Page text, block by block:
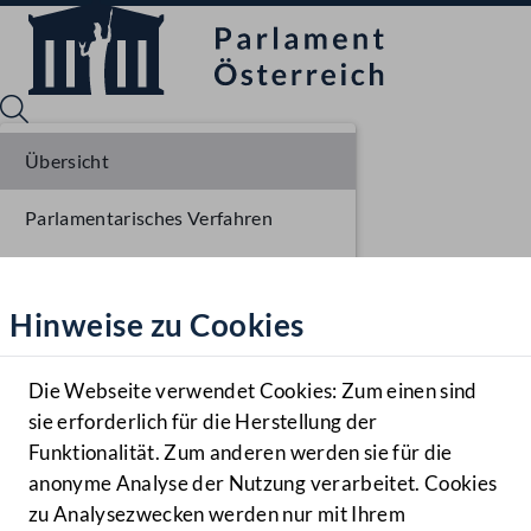
Hilfe
Benutzer
Navigationsmenü öffnen
MENÜ
Hinweise zu Cookies
Die Webseite verwendet Cookies: Zum einen sind
sie erforderlich für die Herstellung der
Funktionalität. Zum anderen werden sie für die
anonyme Analyse der Nutzung verarbeitet. Cookies
zu Analysezwecken werden nur mit Ihrem
Übersicht
Parlamentarisches Verfahren
Ausschussberatungen NR
Plenarberatungen NR
Einlangen BR
Ausschussberatungen BR